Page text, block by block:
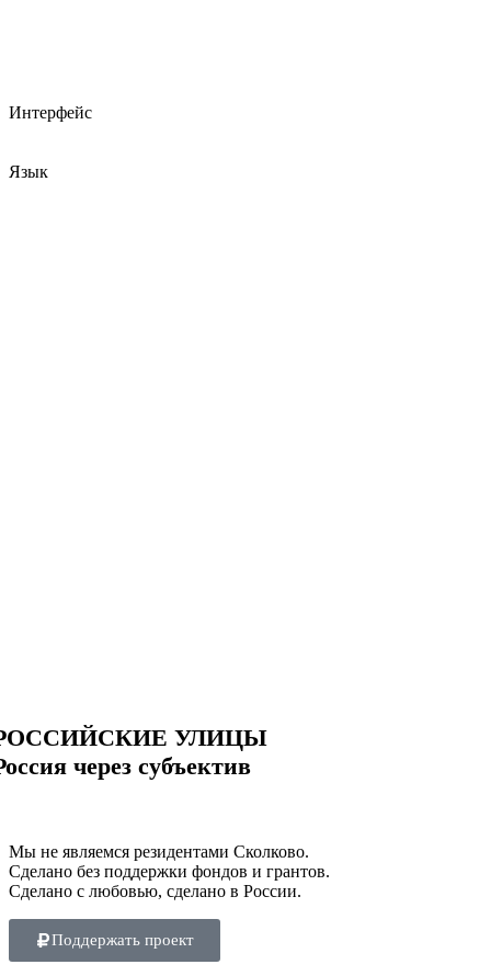
Интерфейс
Язык
УЛИЦЫ
через субъектив
Мы не являемся резидентами Сколково.
Сделано без поддержки фондов и грантов.
Сделано с любовью, сделано в России.
Поддержать проект